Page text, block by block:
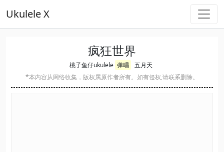
Ukulele X
疯狂世界
桃子鱼仔ukulele 弹唱
五月天
*本内容从网络收集，版权属原作者所有。如有侵权,请联系删除。